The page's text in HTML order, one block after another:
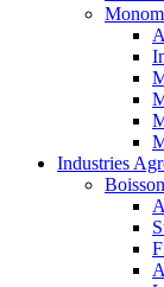
Industries
Boisson